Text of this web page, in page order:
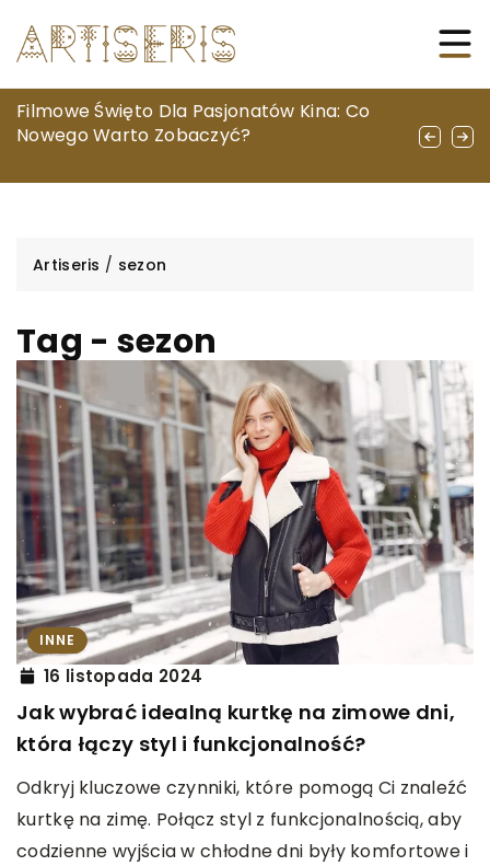
Personalizowane prezenty – unikatowe
ozdoby z grawerem idealne na każdą
Filmowe Święto Dla Pasjonatów Kina: Co
Nowego Warto Zobaczyć?
Jak fotobudka może urozmaicić twoją
imprezę. Przegląd korzyści i unikalnych
Artiseris / sezon
Tag - sezon
INNE
16 listopada 2024
Jak wybrać idealną kurtkę na zimowe dni,
która łączy styl i funkcjonalność?
Odkryj kluczowe czynniki, które pomogą Ci znaleźć
kurtkę na zimę. Połącz styl z funkcjonalnością, aby
codzienne wyjścia w chłodne dni były komfortowe i